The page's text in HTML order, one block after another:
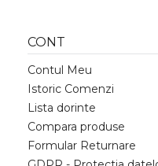
CONT
Contul Meu
Istoric Comenzi
Lista dorinte
Compara produse
Formular Returnare